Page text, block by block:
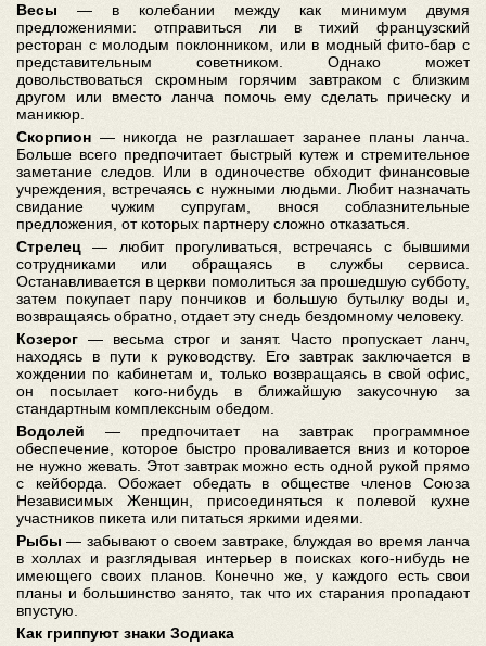
Весы — в колебании между как минимум двумя
предложениями: отправиться ли в тихий французский
ресторан с молодым поклонником, или в модный фито-бар с
представительным советником. Однако может
довольствоваться скромным горячим завтраком с близким
другом или вместо ланча помочь ему сделать прическу и
маникюр.
Скорпион — никогда не разглашает заранее планы ланча.
Больше всего предпочитает быстрый кутеж и стремительное
заметание следов. Или в одиночестве обходит финансовые
учреждения, встречаясь с нужными людьми. Любит назначать
свидание чужим супругам, внося соблазнительные
предложения, от которых партнеру сложно отказаться.
Стрелец — любит прогуливаться, встречаясь с бывшими
сотрудниками или обращаясь в службы сервиса.
Останавливается в церкви помолиться за прошедшую субботу,
затем покупает пару пончиков и большую бутылку воды и,
возвращаясь обратно, отдает эту снедь бездомному человеку.
Козерог — весьма строг и занят. Часто пропускает ланч,
находясь в пути к руководству. Его завтрак заключается в
хождении по кабинетам и, только возвращаясь в свой офис,
он посылает кого-нибудь в ближайшую закусочную за
стандартным комплексным обедом.
Водолей — предпочитает на завтрак программное
обеспечение, которое быстро проваливается вниз и которое
не нужно жевать. Этот завтрак можно есть одной рукой прямо
с кейборда. Обожает обедать в обществе членов Союза
Независимых Женщин, присоединяться к полевой кухне
участников пикета или питаться яркими идеями.
Рыбы — забывают о своем завтраке, блуждая во время ланча
в холлах и разглядывая интерьер в поисках кого-нибудь не
имеющего своих планов. Конечно же, у каждого есть свои
планы и большинство занято, так что их старания пропадают
впустую.
Как гриппуют знаки Зодиака